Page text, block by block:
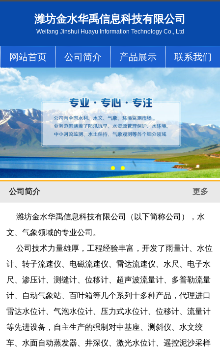
潍坊金水华禹信息科技有限公司
Weifang Jinshui Huayu Information Technology Co., Ltd
网站首页 公司简介 产品展示 联系我们
公司简介 更多
潍坊金水华禹信息科技有限公司（以下简称公司），水
文、气象领域的专业公司。
公司技术力量雄厚，工程经验丰富，开发了雨量计、水位
计、转子流速仪、电磁流速仪、雷达流速仪、水尺、电子水
尺、渗压计、测缝计、位移计、超声波流量计、多普勒流量
计、自动气象站、百叶箱等几个系列十多种产品，代理进口
雷达水位计、气泡水位计、压力式水位计、位移计、流量计
等先进设备，自主生产的强制对中基座、测斜仪、水文绞
车、水面自动蒸发器、井深仪、激光水位计、遥控泥沙采样